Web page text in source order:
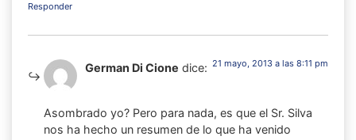
Responder
German Di Cione dice: 21 mayo, 2013 a las 8:11 pm
Asombrado yo? Pero para nada, es que el Sr. Silva
nos ha hecho un resumen de lo que ha venido